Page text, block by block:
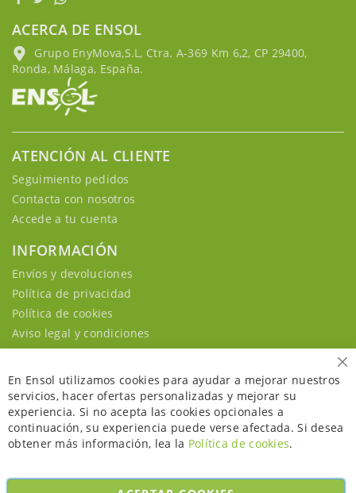
ACERCA DE ENSOL
Grupo EnyMova,S.L, Ctra. A-369 Km 6,2, CP 29400,
Ronda, Málaga, España.
ATENCIÓN AL CLIENTE
Seguimiento pedidos
Contacta con nosotros
Accede a tu cuenta
INFORMACIÓN
Envíos y devoluciones
Política de privacidad
Política de cookies
Aviso legal y condiciones
En Ensol utilizamos cookies para ayudar a mejorar nuestros
servicios, hacer ofertas personalizadas y mejorar su
experiencia. Si no acepta las cookies opcionales a
continuación, su experiencia puede verse afectada. Si desea
obtener más información, lea la Política de cookies.